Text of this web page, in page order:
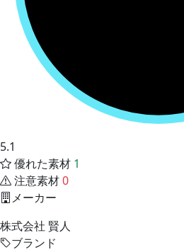
5.1
優れた素材 1
注意素材0
メーカー
株式会社 賢人
ブランド